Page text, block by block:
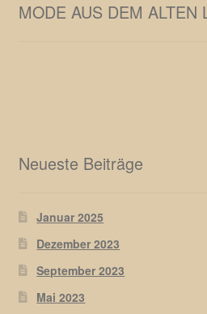
MODE AUS DEM ALTEN
Neueste Beiträge
Januar 2025
Dezember 2023
September 2023
Mai 2023